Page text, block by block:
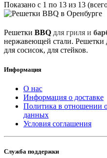
Показано с 1 по 13 из 13
Решетки BBQ для гриля и
нержавеющей стали. Решетки
для сосисок, для стейков.
Информация
О нас
Информация о доставке
Политика в отношении
данных
Условия соглашения
Служба поддержки